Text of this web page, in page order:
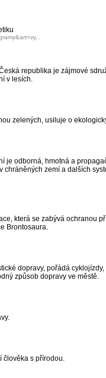
republika je zájmové
v lesích.
zelených, usiluje o
je odborná, hmotná a
chráněných zemí a dalších
která se zabývá ochranou
Brontosaura.
dopravy, pořádá
způsob dopravy ve městě.
člověka s přírodou.